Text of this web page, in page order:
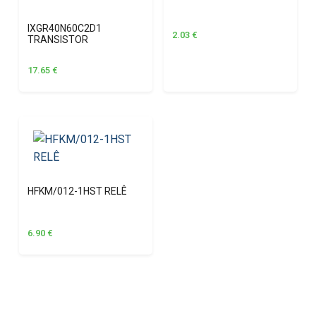
IXGR40N60C2D1
TRANSISTOR
17.65 €
2.03 €
HFKM/012-1HST RELÊ
6.90 €